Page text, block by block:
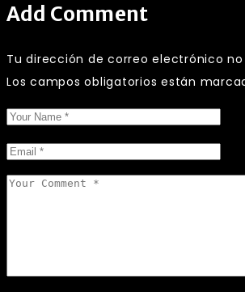
Add Comment
Tu dirección de correo electrónico
Los campos obligatorios están